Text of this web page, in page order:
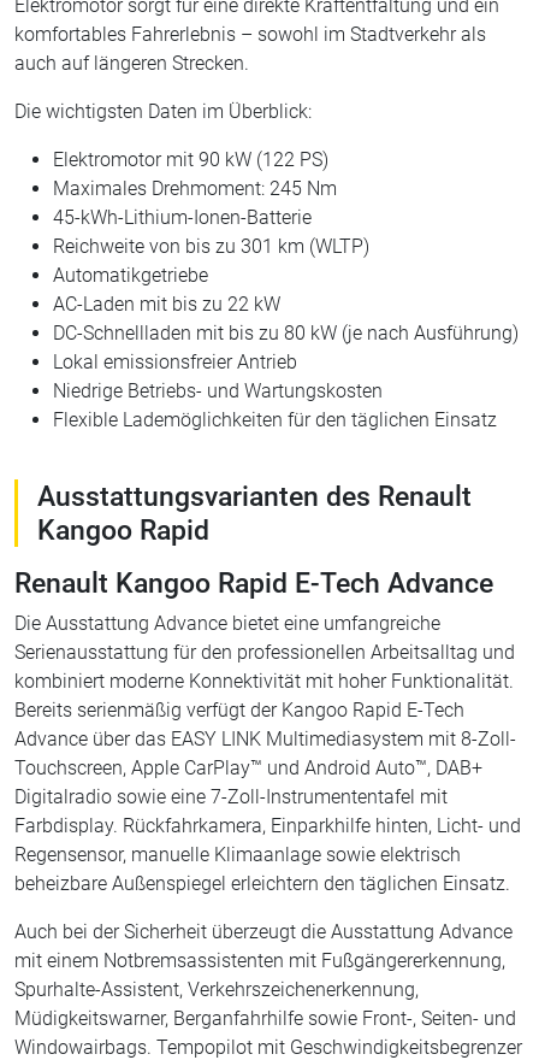
Elektromotor sorgt für eine direkte Kraftentfaltung und ein
komfortables Fahrerlebnis – sowohl im Stadtverkehr als
auch auf längeren Strecken.
Die wichtigsten Daten im Überblick:
Elektromotor mit 90 kW (122 PS)
Maximales Drehmoment: 245 Nm
45-kWh-Lithium-Ionen-Batterie
Reichweite von bis zu 301 km (WLTP)
Automatikgetriebe
AC-Laden mit bis zu 22 kW
DC-Schnellladen mit bis zu 80 kW (je nach Ausführung)
Lokal emissionsfreier Antrieb
Niedrige Betriebs- und Wartungskosten
Flexible Lademöglichkeiten für den täglichen Einsatz
Ausstattungsvarianten des Renault
Kangoo Rapid
Renault Kangoo Rapid E-Tech Advance
Die Ausstattung Advance bietet eine umfangreiche
Serienausstattung für den professionellen Arbeitsalltag und
kombiniert moderne Konnektivität mit hoher Funktionalität.
Bereits serienmäßig verfügt der Kangoo Rapid E-Tech
Advance über das EASY LINK Multimediasystem mit 8-Zoll-
Touchscreen, Apple CarPlay™ und Android Auto™, DAB+
Digitalradio sowie eine 7-Zoll-Instrumententafel mit
Farbdisplay. Rückfahrkamera, Einparkhilfe hinten, Licht- und
Regensensor, manuelle Klimaanlage sowie elektrisch
beheizbare Außenspiegel erleichtern den täglichen Einsatz.
Auch bei der Sicherheit überzeugt die Ausstattung Advance
mit einem Notbremsassistenten mit Fußgängererkennung,
Spurhalte-Assistent, Verkehrszeichenerkennung,
Müdigkeitswarner, Berganfahrhilfe sowie Front-, Seiten- und
Windowairbags. Tempopilot mit Geschwindigkeitsbegrenzer